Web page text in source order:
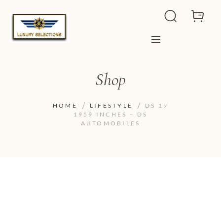
Shop
HOME LIFESTYLE
DS 19
1959 INCHES – DS
AUTOMOBILES